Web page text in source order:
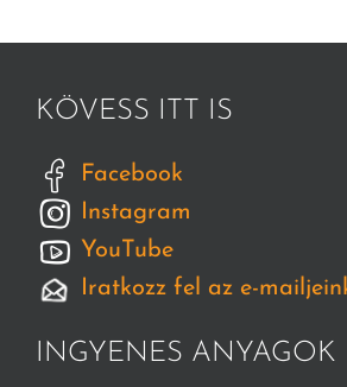
KÖVESS ITT IS
Facebook
Instagram
YouTube
Iratkozz fel az e-
INGYENES ANYAGOK